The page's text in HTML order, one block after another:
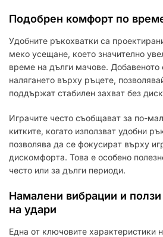
Подобрен комфорт по
Удобните ръкохватки са
меко усещане, което значително
време на дълги мачове. Добавеното
налягането върху ръцете,
поддържат стабилен захват без
Играчите често съобщават за по-
китките, когато използват удобни
позволява да се фокусират върху
дискомфорта. Това е особено
често или за дълги периоди.
Намалени вибрации и ползи
на удари
Една от ключовите характеристики